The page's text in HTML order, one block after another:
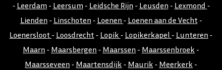
- Leerdam - Leersum - Leidsche Rijn - Leusden - Lexmond -
Lienden - Linschoten - Loenen - Loenen aan de Vecht-
Loenersloot - Loosdrecht - Lopik - Lopikerkapel - Lunteren -
Maarn - Maarsbergen - Maarssen - Maarssenbroek -
Maarsseveen - Maartensdijk - Maurik - Meerkerk -